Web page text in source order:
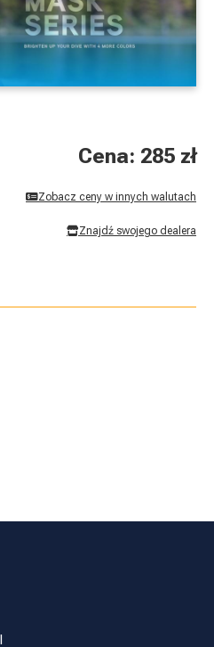
Cena: 285 zł
Zobacz ceny w innych walutach
Znajdź swojego dealera